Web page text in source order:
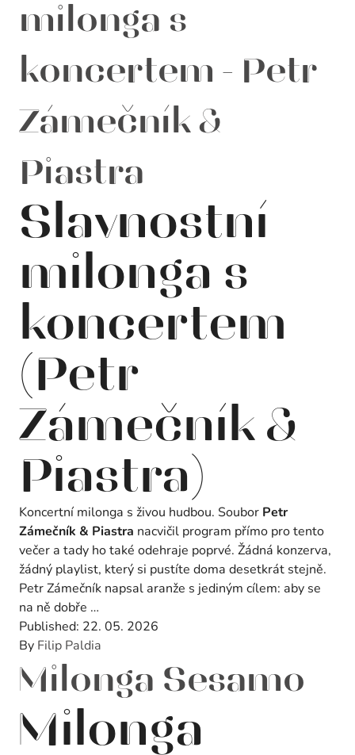
milonga s
koncertem - Petr
Zámečník &
Piastra
Slavnostní
milonga s
koncertem
(Petr
Zámečník &
Piastra)
Koncertní milonga s živou hudbou. Soubor Petr
Zámečník & Piastra nacvičil program přímo pro tento
večer a tady ho také odehraje poprvé. Žádná konzerva,
žádný playlist, který si pustíte doma desetkrát stejně.
Petr Zámečník napsal aranže s jediným cílem: aby se
na ně dobře …
Published: 22. 05. 2026
By Filip Paldia
Milonga Sesamo
Milonga